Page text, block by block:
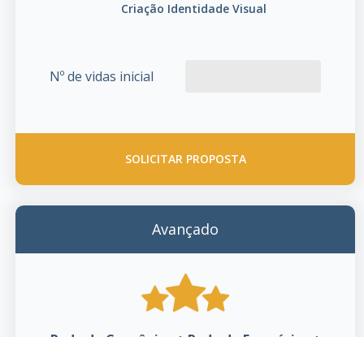
Criação Identidade Visual
Nº de vidas inicial
SOLICITAR PROPOSTA
Avançado